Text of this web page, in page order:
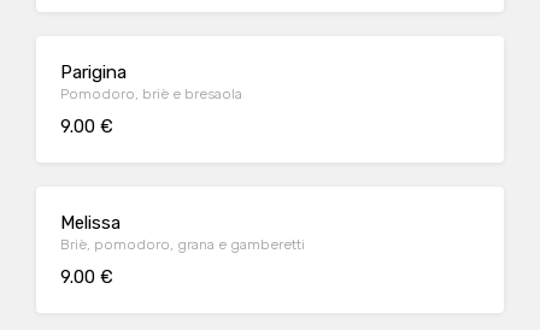
Parigina
Pomodoro, briè e bresaola
9.00 €
Melissa
Briè, pomodoro, grana e gamberetti
9.00 €